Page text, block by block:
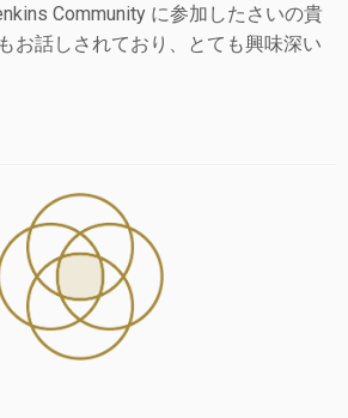
Community に参加したさいの貴
お話しされており、とても興味深い